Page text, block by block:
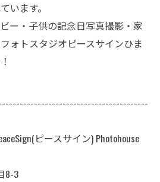
います。
ー・子供の記念日写真撮影・家
ォトスタジオピースサインひま
ピースサイン) Photohouse
8-3